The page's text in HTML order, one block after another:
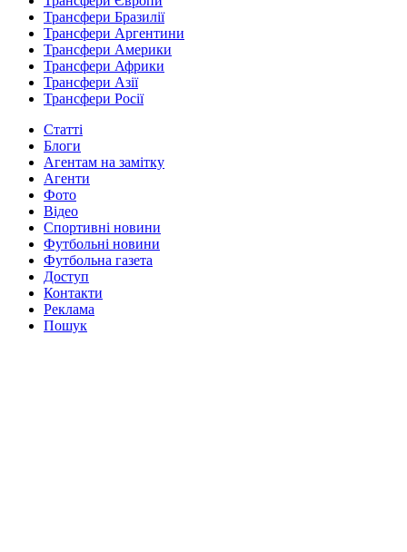
Трансфери Бразилії
Трансфери Аргентини
Трансфери Америки
Трансфери Африки
Трансфери Азії
Трансфери Росії
Статті
Блоги
Агентам на замітку
Агенти
Фото
Відео
Спортивні новини
Футбольні новини
Футбольна газета
Доступ
Контакти
Реклама
Пошук